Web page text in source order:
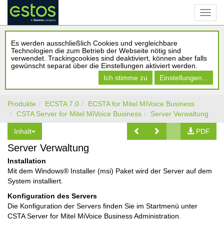
Es werden ausschließlich Cookies und vergleichbare
Technologien die zum Betrieb der Webseite nötig sind
verwendet. Trackingcookies sind deaktiviert, können aber falls
gewünscht separat über die Einstellungen aktiviert werden.
Ich stimme zu
Einstellungen...
Produkte ECSTA 7.0
ECSTA for Mitel MiVoice Business
CSTA Server for Mitel MiVoice Business
Server Verwaltung
Inhalt PDF
Server Verwaltung
Installation
Mit dem Windows® Installer (msi) Paket wird der Server auf dem
System installiert.
Konfiguration des Servers
Die Konfiguration der Servers finden Sie im Startmenü unter
CSTA Server for Mitel MiVoice Business Administration.